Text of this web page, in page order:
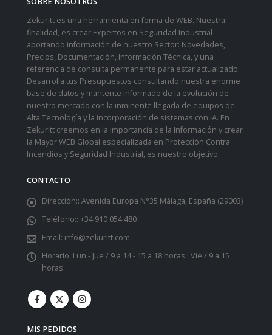
Zekuritt es una herramienta en forma de WEB. Nuestra
finalidad, es crear Expertos en Seguridad Industrial
aportando información de nuestro Sector: Novedades,
Precios, Documentación, Información Técnica, y una
referencia de consulta permanente para estar actualizado.
Desarrolla tus Presupuestos consultando nuestra enorme
base de datos y mantente informado de la evolución de
nuestro mercado con la inminente llegada de equipos de
Alta Tecnología y la incorporación de sistemas con iA. En
Zekuritt creemos en la importancia de la Información y crear
la Mayor WEB Global especializada en Protección Contra
Incendios y Seguridad Industrial, es nuestro objetivo.
CONTACTO
Dirección:: Avenida Europa N°35 Málaga, España (29003)
Teléfono:: +34 910 054 480
Email: info@zekuritt.com
Horario: Lun - Jue / 9 a 14 - 15 a 18 horas · Vie / 9 a 15
horas
MIS PEDIDOS